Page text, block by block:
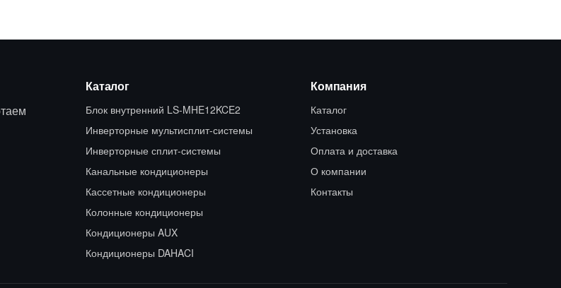
Каталог
Блок внутренний LS-MHE12KCE2
Инверторные мультисплит-системы
Инверторные сплит-системы
Канальные кондиционеры
Кассетные кондиционеры
Колонные кондиционеры
Кондиционеры AUX
Кондиционеры DAHACI
Компания
Каталог
Установка
Оплата и доставка
О компании
Контакты